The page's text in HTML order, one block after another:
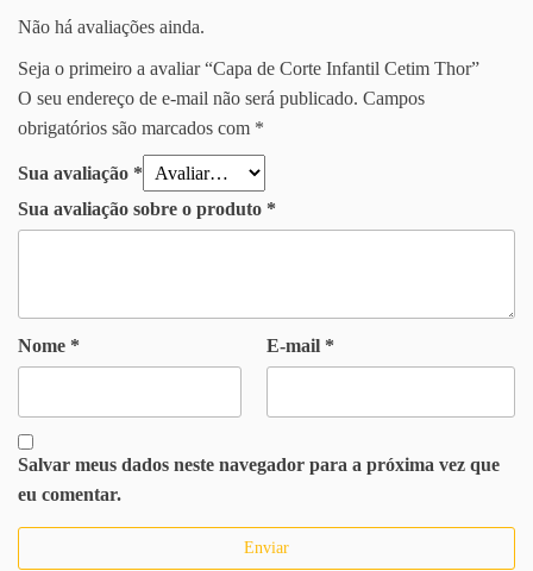
Não há avaliações ainda.
Seja o primeiro a avaliar “Capa de Corte Infantil Cetim Thor”
O seu endereço de e-mail não será publicado. Campos
obrigatórios são marcados com *
Sua avaliação *
Sua avaliação sobre o produto *
Nome * E-mail *
Salvar meus dados neste navegador para a próxima vez que
eu comentar.